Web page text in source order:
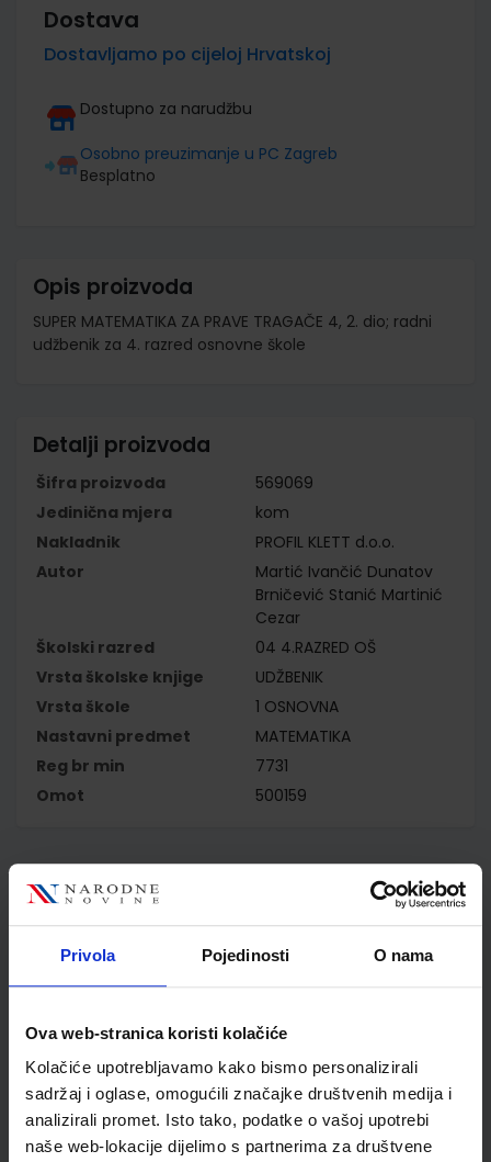
Privola Pojedinosti O nama
Ova web-stranica koristi kolačiće
Kolačiće upotrebljavamo kako bismo personalizirali
sadržaj i oglase, omogućili značajke društvenih medija i
analizirali promet. Isto tako, podatke o vašoj upotrebi
naše web-lokacije dijelimo s partnerima za društvene
Dostava
Dostavljamo po cijeloj Hrvatskoj
Dostupno za narudžbu
Osobno preuzimanje u PC Zagreb
Besplatno
Opis proizvoda
SUPER MATEMATIKA ZA PRAVE TRAGAČE 4, 2. dio; radni
udžbenik za 4. razred osnovne škole
Detalji proizvoda
Šifra proizvoda
569069
Jedinična mjera
kom
Nakladnik
PROFIL KLETT d.o.o.
Autor
Martić Ivančić Dunatov
Brničević Stanić Martinić
Cezar
Školski razred
04 4.RAZRED OŠ
Vrsta školske knjige
UDŽBENIK
Vrsta škole
1 OSNOVNA
Nastavni predmet
MATEMATIKA
Reg br min
7731
Omot
500159
Kupci najčešće biraju..
Omot PVC za školske
udžbenike; dimenzije
424x277; tip 159